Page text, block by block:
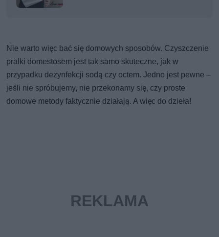
Nie warto więc bać się domowych sposobów. Czyszczenie
pralki domestosem jest tak samo skuteczne, jak w
przypadku dezynfekcji sodą czy octem. Jedno jest pewne –
jeśli nie spróbujemy, nie przekonamy się, czy proste
domowe metody faktycznie działają. A więc do dzieła!